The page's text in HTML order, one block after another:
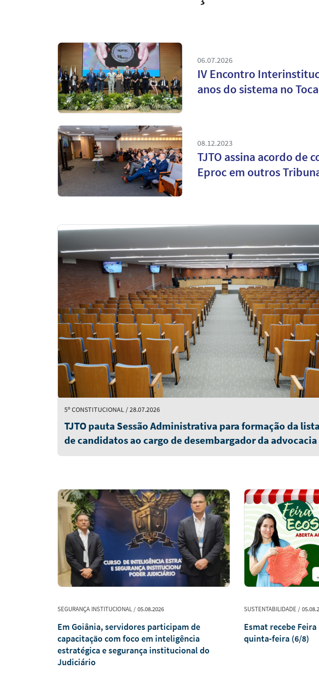
06.07.2026
IV Encontro
anos do sistema no
08.12.2023
TJTO assina acordo de
Eproc em outros
Notícias
em
Destaque
5º CONSTITUCIONAL / 28.07.2026
TJTO pauta Sessão Administrativa para formação da
de candidatos ao cargo de desembargador da advocacia
quinta-feira (6/8)
SEGURANÇA INSTITUCIONAL / 05.08.2026
Em Goiânia, servidores participam de
capacitação com foco em inteligência
estratégica e segurança institucional do
Judiciário
SUSTENTABILIDADE /
Esmat recebe
quinta-feira (6/8)